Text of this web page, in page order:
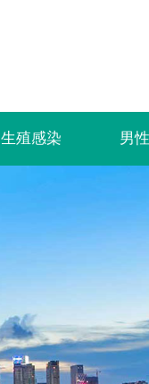
生殖感染 男